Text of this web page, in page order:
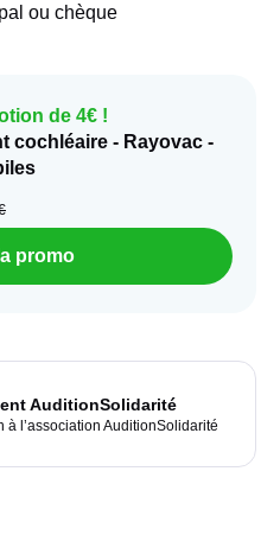
ou chèque
de 4€ !
cochléaire - Rayovac -
promo
AuditionSolidarité
à l’association AuditionSolidarité